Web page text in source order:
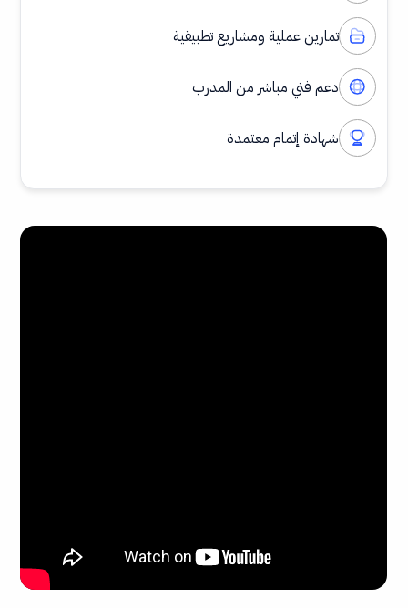
تمارين عملية ومشاريع تطبيقية
دعم فني مباشر من المدرب
شهادة إتمام معتمدة